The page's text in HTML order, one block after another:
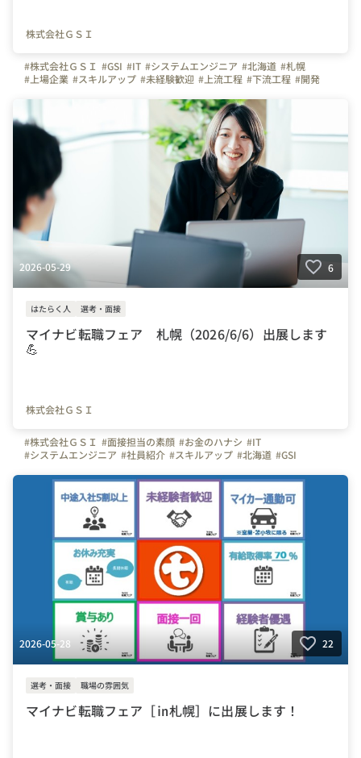
株式会社ＧＳＩ
#株式会社ＧＳＩ #GSI #IT #システムエンジニア #北海道 #札幌
#上場企業 #スキルアップ #未経験歓迎 #上流工程 #下流工程 #開発
2026-05-29 6
はたらく人 選考・面接
マイナビ転職フェア 札幌（2026/6/6）出展します
💪
株式会社ＧＳＩ
#株式会社ＧＳＩ #面接担当の素顔 #お金のハナシ #IT
#システムエンジニア #社員紹介 #スキルアップ #北海道 #GSI
#上流工程 #下流工程 #Java #転職 #転職フェア #マイナビ転職フェア
2026-05-28 22
選考・面接 職場の雰囲気
マイナビ転職フェア［㏌札幌］に出展します！